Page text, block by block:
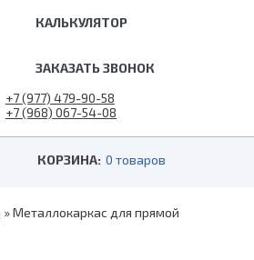
КАЛЬКУЛЯТОР
ЗАКАЗАТЬ ЗВОНОК
+7 (977) 479-90-58
+7 (968) 067-54-08
info@superlestnica.com
КОРЗИНА: 0 товаров
»Металлокаркас для прямой